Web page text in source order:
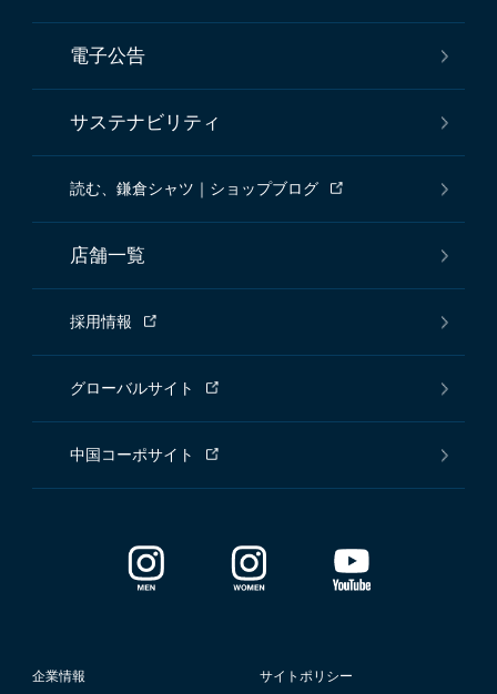
電子公告
サステナビリティ
読む、鎌倉シャツ｜ショップブログ
店舗一覧
採用情報
グローバルサイト
中国コーポサイト
企業情報 サイトポリシー